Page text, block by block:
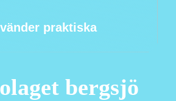
praktiska
bergsjö